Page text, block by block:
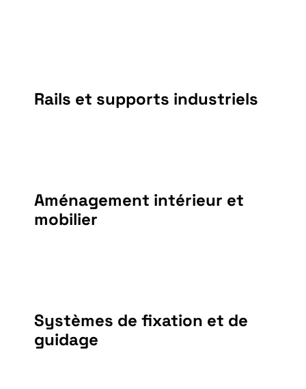
Rails et supports industriels
Aménagement intérieur et
mobilier
Systèmes de fixation et de
guidage